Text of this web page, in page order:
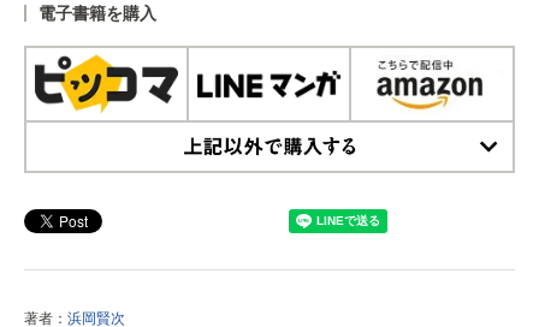
電子書籍を購入
著者： 浜岡賢次